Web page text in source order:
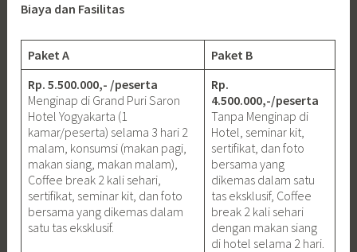
Biaya dan Fasilitas
Paket A
Paket B
Rp. 5.500.000,- /peserta
Menginap di Grand Puri Saron
Hotel Yogyakarta (1
kamar/peserta) selama 3 hari 2
malam, konsumsi (makan pagi,
makan siang, makan malam),
Coffee break 2 kali sehari,
sertifikat, seminar kit, dan foto
bersama yang dikemas dalam
satu tas eksklusif.
Rp.
4.500.000,-/peserta
Tanpa Menginap di
Hotel, seminar kit,
sertifikat, dan foto
bersama yang
dikemas dalam satu
tas eksklusif, Coffee
break 2 kali sehari
dengan makan siang
di hotel selama 2 hari.